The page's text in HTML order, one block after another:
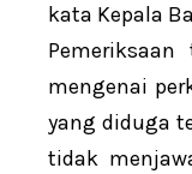
kata Kepala
mengenai
yang diduga
tidak